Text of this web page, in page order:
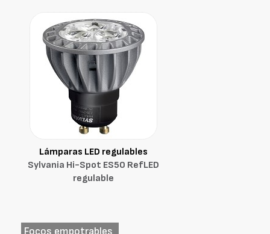
Lámparas LED regulables
Sylvania Hi-Spot ES50 RefLED
regulable
Focos empotrables